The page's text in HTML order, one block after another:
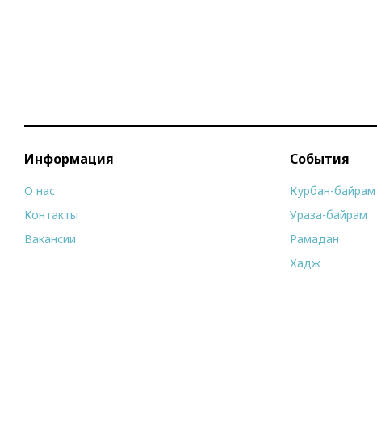
Информация
О нас
Контакты
Вакансии
События
Курбан-байрам
Ураза-байрам
Рамадан
Хадж